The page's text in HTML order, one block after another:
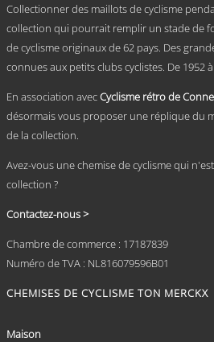
être
la
page
Collectionner des maillots de cyclisme
collection qui pourrait remplir un stade de
de cyclisme originaux de 62 pays. Des
connues aux petits clubs cyclistes. De 1952
En association avecCyclisme rétro de
désormais vous proposer une réplique du
de la collection.
Avez-vous une chemise de cyclisme qui
collection ?
Contactez-nous >
Chambre de commerce : 17187839
Numéro de TVA : NL816079596B01
CHEMISES DE CYCLISME TON MERCKX
Maison